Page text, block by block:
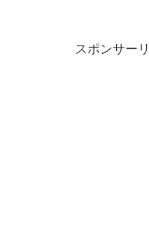
スポンサー